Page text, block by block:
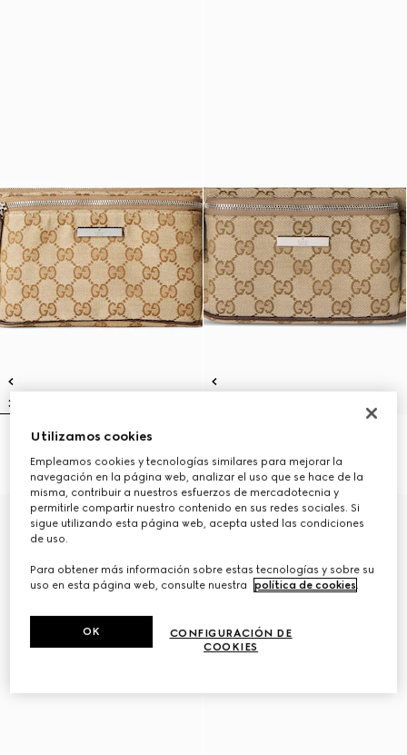
'Flatpack' riñonera grande
€ 1.250
€ 1.100
Novedad
Utilizamos cookies
Empleamos cookies y tecnologías similares para mejorar la
navegación en la página web, analizar el uso que se hace de la
misma, contribuir a nuestros esfuerzos de mercadotecnia y
permitirle compartir nuestro contenido en sus redes sociales. Si
sigue utilizando esta página web, acepta usted las condiciones
de uso.
Para obtener más información sobre estas tecnologías y sobre su
uso en esta página web, consulte nuestra política de cookies
CONFIGURACIÓN DE
COOKIES
OK